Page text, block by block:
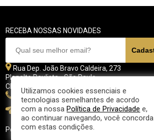
RECEBA NOSSAS NOVIDADES
Rua Dep. João Bravo Caldeira, 273
Planalto Paulista - São Paulo
CEP 04071 - 045
11 5070-4700
fpgolfe@fpgolfe.com.br
Política de privacidade
Utilizamos cookies essenciais e
tecnologias semelhantes de acordo
com a nossaPolítica de Privacidade e,
ao continuar navegando, você concorda
com estas condições.